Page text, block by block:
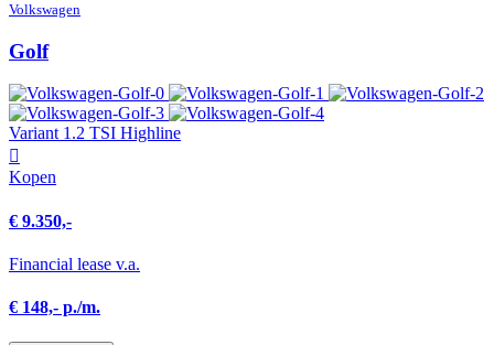
Volkswagen
Golf
Variant 1.2 TSI Highline
Kopen
€ 9.350,-
Financial lease v.a.
€ 148,- p./m.